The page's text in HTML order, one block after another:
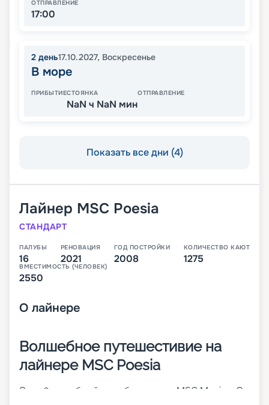
ОТПРАВЛЕНИЕ
17:00
2 день17.10.2027, Воскресенье
В море
ПРИБЫТИЕСТОЯНКА
NaN ч NaN мин
ОТПРАВЛЕНИЕ
Показать все дни (4)
Лайнер MSC Poesia
СТАНДАРТ
ПАЛУБЫ
16
РЕНОВАЦИЯ
2021
ГОД ПОСТРОЙКИ
2008
КОЛИЧЕСТВО КАЮТ
1275
ВМЕСТИМОСТЬ (ЧЕЛОВЕК)
2550
О лайнере
Волшебное путешестивие на
лайнере MSC Poesia
Это 16-палубный корабль класса MSC Musica. Он